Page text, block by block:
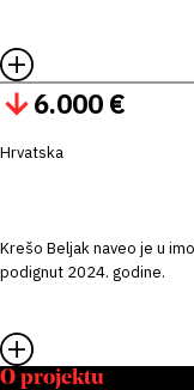
6.000 €
Hrvatska
Krešo Beljak naveo je u
podignut 2024. godine.
O projektu